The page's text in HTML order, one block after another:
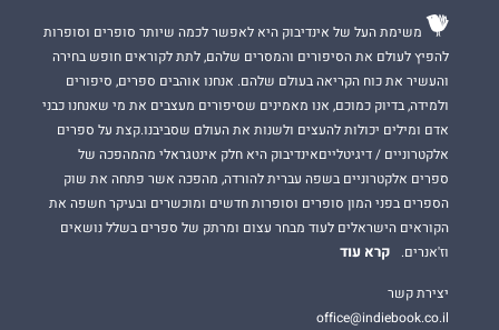
משימת העל של אינדיבוק היא לאפשר לכמה שיותר סופרים וסופרות
להפיץ לעולם את הסיפורים והמסרים שלהם, לתת לקוראים חופש בחירה
והעשיר את כוח הקריאה בעולם שלהם. אנחנו אוהבים ספרים, סיפורים
ולמידה, בדיוק כמוכם, אנו מאמינים שסיפורים מעצבים את מי שאנחנו כבני
אדם ומילים יכולות להעצים ולשנות את העולם שסביבנו.קצת על ספרים
אלקטרוניים / דיגיטלייםאינדיבוק היא חלק אינטגראלי מהמהפכה של
ספרים אלקטרוניים בשפה עברית להורדה, מהפכה אשר פתחה את שוק
הספרים בפני המון סופרים וסופרות חדשים ומוכשרים ובעיקר חשפה את
הקוראים הישראלים לעוד מבחר עצום ומרתק של ספרים בשלל נושאים
וז'אנרים.
קרא עוד
יצירת קשר
office@indiebook.co.il